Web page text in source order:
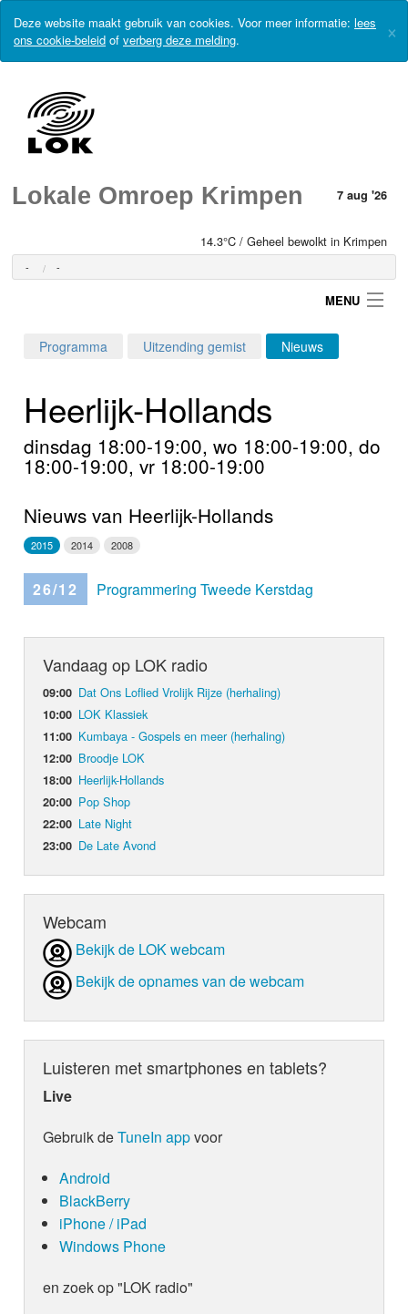
Deze website maakt gebruik van cookies. Voor meer informatie: lees
ons cookie-beleid of verberg deze melding. ×
Lokale Omroep Krimpen 7 aug '26
14.3°C / Geheel bewolkt in Krimpen
- -
MENU
Home
Programma's
Foto's
Video
Webcam
Info
Programma Uitzending gemist Nieuws
Heerlijk-Hollands
dinsdag 18:00-19:00, wo 18:00-19:00, do
18:00-19:00, vr 18:00-19:00
Nieuws van Heerlijk-Hollands
2015 2014 2008
26/12 Programmering Tweede Kerstdag
Vandaag op LOK radio
09:00 Dat Ons Loflied Vrolijk Rijze (herhaling)
10:00 LOK Klassiek
11:00 Kumbaya - Gospels en meer (herhaling)
12:00 Broodje LOK
18:00 Heerlijk-Hollands
20:00 Pop Shop
22:00 Late Night
23:00 De Late Avond
Webcam
Bekijk de LOK webcam
Bekijk de opnames van de webcam
Luisteren met smartphones en tablets?
Live
Gebruik deTuneIn appvoor
Android
BlackBerry
iPhone / iPad
Windows Phone
en zoek op "LOK radio"